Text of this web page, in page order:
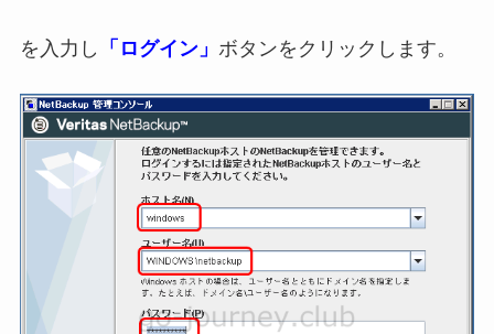
を入力し 「ログイン」 ボタンをクリックします。